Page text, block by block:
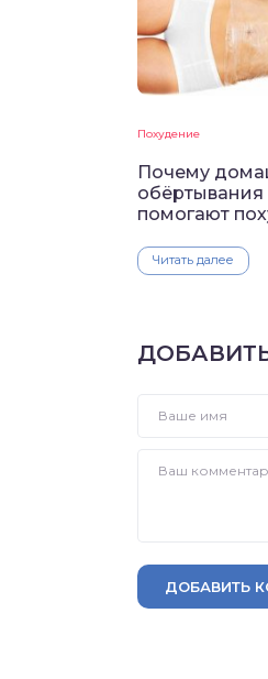
Похудение
Почему
обёртывания
помогают
Читать далее
ДОБАВИТЬ